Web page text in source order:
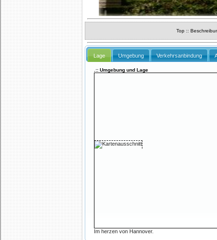
Top ::
Lage Umgebung Verkehrsanbindung
.:: Umgebung und Lage
Im herzen von Hannover.